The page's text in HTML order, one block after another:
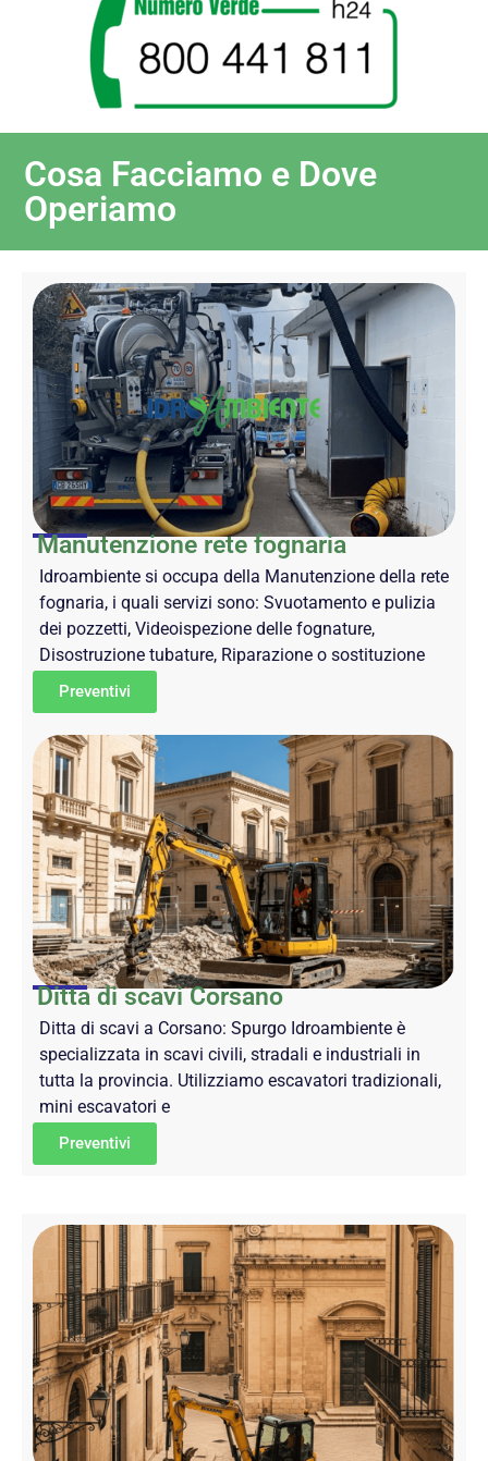
Cosa Facciamo e Dove
Operiamo
Manutenzione rete fognaria
Idroambiente si occupa della Manutenzione della rete
fognaria, i quali servizi sono: Svuotamento e pulizia
dei pozzetti, Videoispezione delle fognature,
Disostruzione tubature, Riparazione o sostituzione
Preventivi
Ditta di scavi Corsano
Ditta di scavi a Corsano: Spurgo Idroambiente è
specializzata in scavi civili, stradali e industriali in
tutta la provincia. Utilizziamo escavatori tradizionali,
mini escavatori e
Preventivi